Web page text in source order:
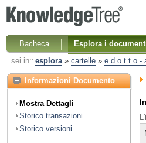
Bacheca Esplora i
sei in:: esplora» cartelle» e d o t t o -
Informazioni Documento
Mostra Dettagli
Storico transazioni
Storico versioni